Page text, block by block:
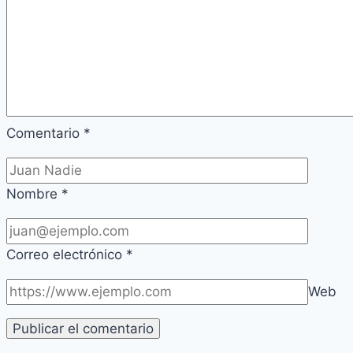
Comentario *
Nombre *
Correo electrónico *
Web